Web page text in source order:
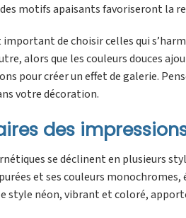
motifs apaisants favoriseront la
de choisir celles qui
alors que les couleurs douces
pour créer un effet de galerie.
votre décoration.
des
se déclinent en plusieurs
et ses couleurs
style néon, vibrant et coloré,